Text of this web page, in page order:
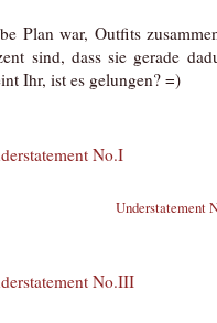
Plan war, Outfits
sind, dass sie gerade
Ihr, ist es gelungen? =)
Understatement